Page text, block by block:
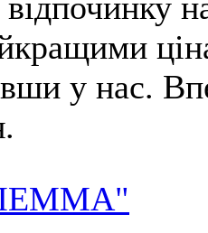
у нас.